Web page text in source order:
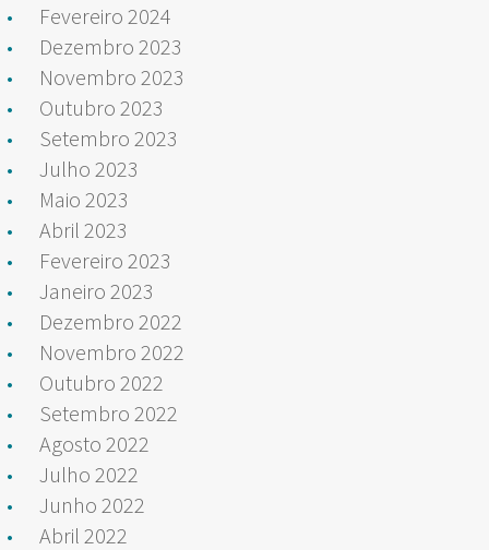
Fevereiro 2024
Dezembro 2023
Novembro 2023
Outubro 2023
Setembro 2023
Julho 2023
Maio 2023
Abril 2023
Fevereiro 2023
Janeiro 2023
Dezembro 2022
Novembro 2022
Outubro 2022
Setembro 2022
Agosto 2022
Julho 2022
Junho 2022
Abril 2022